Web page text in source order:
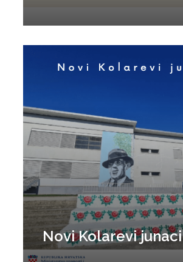
Novi Kolarevi junaci